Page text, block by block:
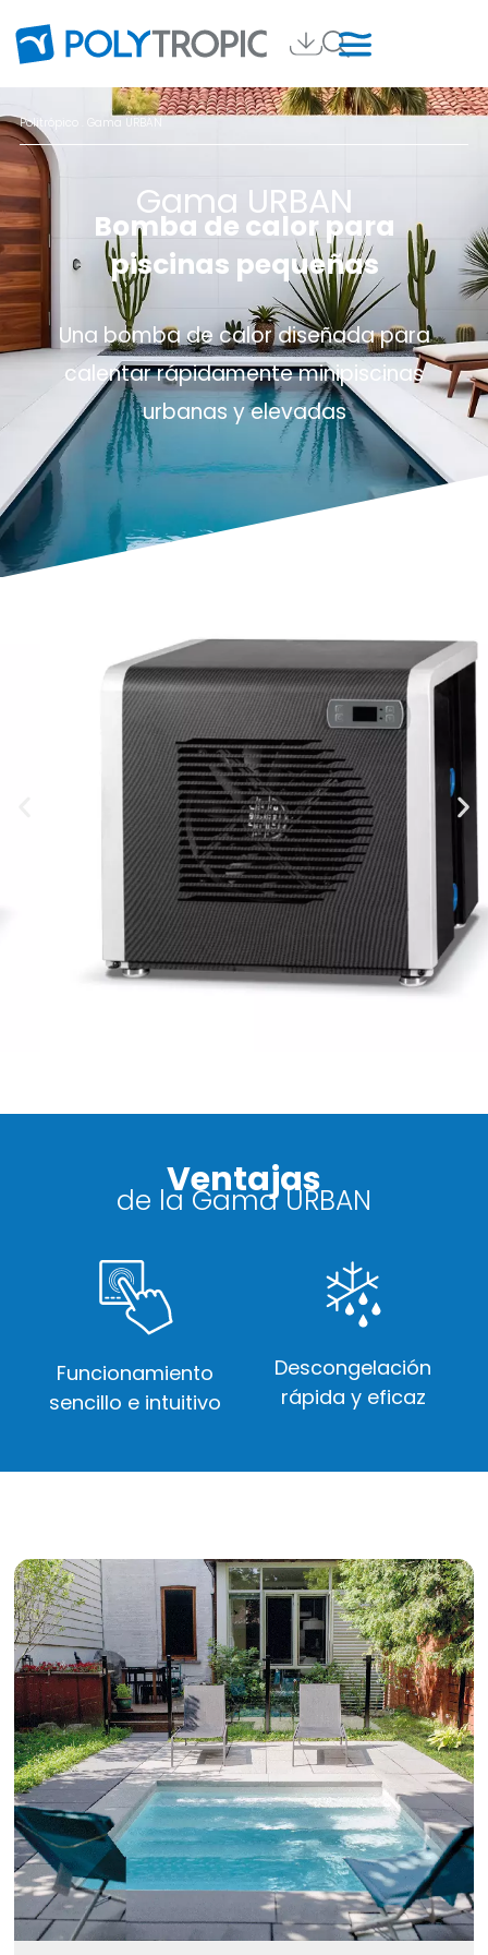
Politrópico . Gama URBAN
Gama URBAN
Bomba de calor para
piscinas pequeñas
Una bomba de calor diseñada para
calentar rápidamente minipiscinas
urbanas y elevadas
Ventajas
de la Gama URBAN
Funcionamiento
sencillo e intuitivo
Descongelación
rápida y eficaz